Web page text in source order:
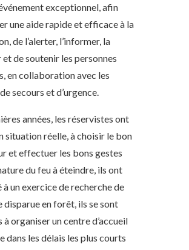
exceptionnel, afin
une aide rapide et efficace à la
de l’alerter, l’informer, la
de soutenir les personnes
en collaboration avec les
secours et d’urgence.
années, les réservistes ont
situation réelle, à choisir le bon
et effectuer les bons gestes
du feu à éteindre, ils ont
un exercice de recherche de
disparue en forêt, ils se sont
à organiser un centre d’accueil
dans les délais les plus courts